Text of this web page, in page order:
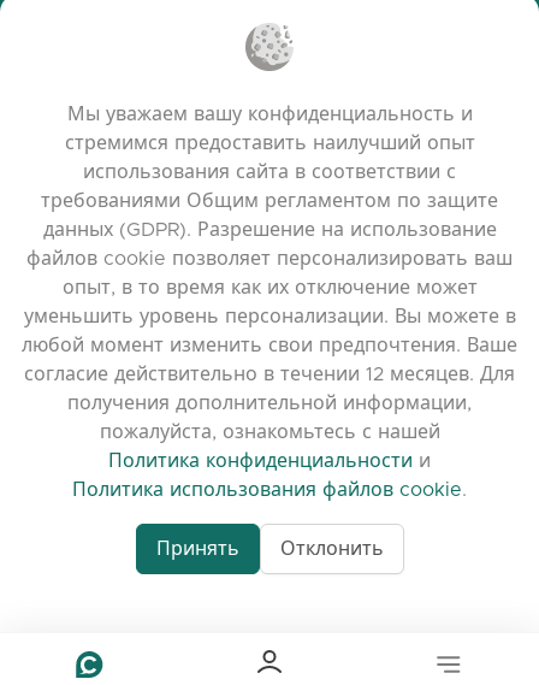
Часто задаваемые вопросы
Политика конфиденциальности
Политика использования файлов cookie
Условия использования
Примечания к выпуску
www.quora.com/
Agent-7/Maximizing-
of-education-
© 2026 clasora.com platform | Все права
защищены | Developed byC9 Group
Мы уважаем вашу конфиденциальность и
стремимся предоставить наилучший опыт
использования сайта в соответствии с
требованиями Общим регламентом по защите
данных (GDPR). Разрешение на использование
файлов cookie позволяет персонализировать ваш
опыт, в то время как их отключение может
уменьшить уровень персонализации. Вы можете в
любой момент изменить свои предпочтения. Ваше
согласие действительно в течении 12 месяцев. Для
получения дополнительной информации,
пожалуйста, ознакомьтесь с нашей
Политика конфиденциальности и
Политика использования файлов cookie.
Принять Отклонить